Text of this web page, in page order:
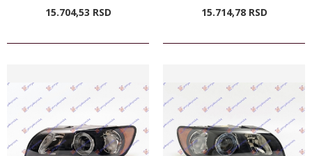
15.704,53 RSD 15.714,78 RSD